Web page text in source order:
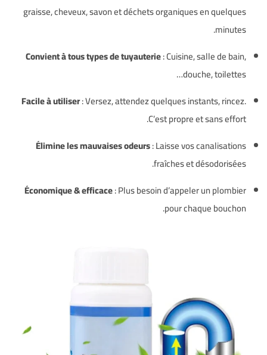
graisse, cheveux, savon et déchets organiques en quelques
minutes.
Convient à tous types de tuyauterie: Cuisine, salle de bain,
douche, toilettes…
Facile à utiliser: Versez, attendez quelques instants, rincez.
C’est propre et sans effort.
Élimine les mauvaises odeurs: Laisse vos canalisations
fraîches et désodorisées.
Économique & efficace: Plus besoin d’appeler un plombier
pour chaque bouchon.